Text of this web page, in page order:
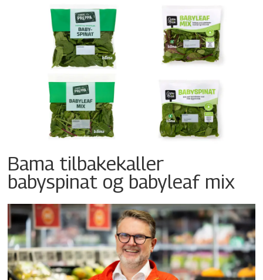
Bama tilbakekaller
babyspinat og babyleaf mix